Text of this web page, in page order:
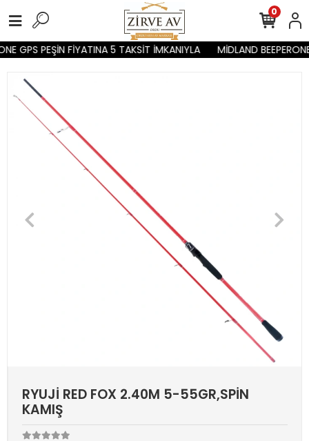
GPS PEŞİN FİYATINA 5 TAKSİT İMKANIYLA MİDLAND
0
RYUJİ RED FOX 2.40M 5-55GR,SPİN
KAMIŞ